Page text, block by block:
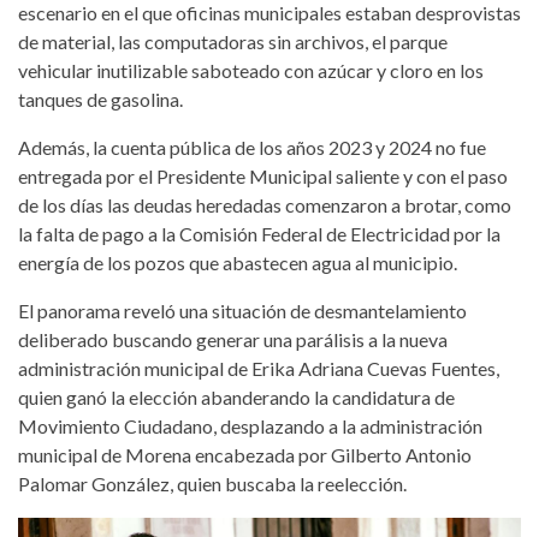
escenario en el que oficinas municipales estaban desprovistas
de material, las computadoras sin archivos, el parque
vehicular inutilizable saboteado con azúcar y cloro en los
tanques de gasolina.
Además, la cuenta pública de los años 2023 y 2024 no fue
entregada por el Presidente Municipal saliente y con el paso
de los días las deudas heredadas comenzaron a brotar, como
la falta de pago a la Comisión Federal de Electricidad por la
energía de los pozos que abastecen agua al municipio.
El panorama reveló una situación de desmantelamiento
deliberado buscando generar una parálisis a la nueva
administración municipal de Erika Adriana Cuevas Fuentes,
quien ganó la elección abanderando la candidatura de
Movimiento Ciudadano, desplazando a la administración
municipal de Morena encabezada por Gilberto Antonio
Palomar González, quien buscaba la reelección.